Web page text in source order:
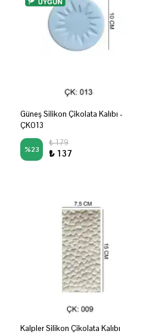
Güneş Silikon Çikolata Kalıbı -
ÇK013
%23
₺ 179
₺ 137
Kalpler Silikon Çikolata Kalıbı